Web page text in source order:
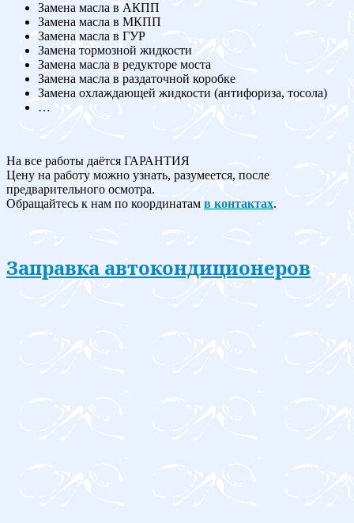
Замена масла в АКПП
Замена масла в МКПП
Замена масла в ГУР
Замена тормозной жидкости
Замена масла в редукторе моста
Замена масла в раздаточной коробке
Замена охлаждающей жидкости (антифориза, тосола)
…
На все работы даётся ГАРАНТИЯ
Цену на работу можно узнать, разумеется, после
предварительного осмотра.
Обращайтесь к нам по координатам в контактах.
Заправка автокондиционеров